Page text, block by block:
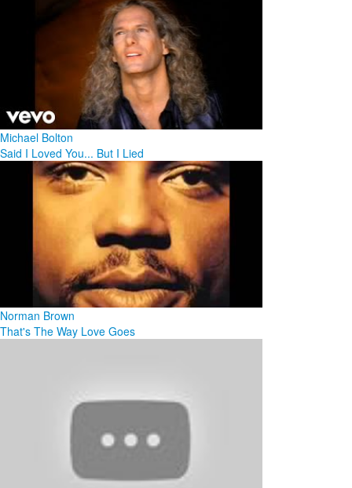
Michael Bolton
Said I Loved You... But I Lied
Norman Brown
That's The Way Love Goes